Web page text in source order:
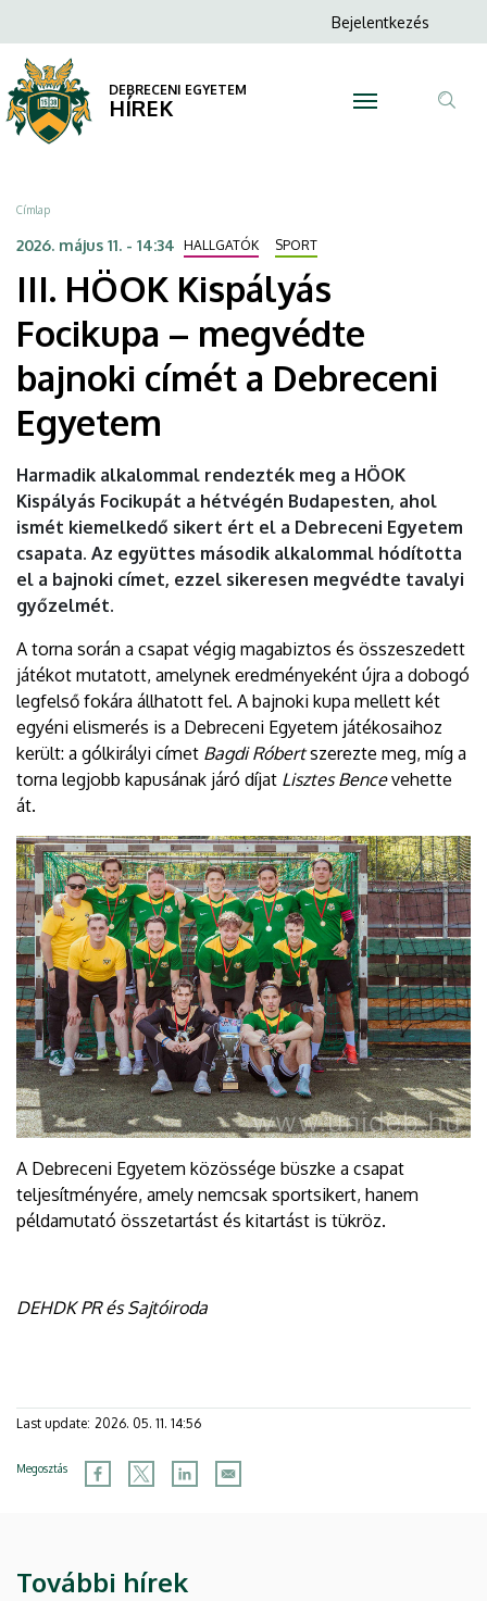
HÖOK
Kispályás
Focikupa
–
megvédte
bajnoki
címét
Debreceni
Egyetem
DEBRECENI
EGYETEM
a
tartalomra
Anonim
menüje
Bejelentkezés
DEBRECENI EGYETEM
HÍREK
Morzsa
Címlap
2026. május 11. - 14:34 HALLGATÓK SPORT
III. HÖOK Kispályás
Focikupa – megvédte
bajnoki címét a Debreceni
Egyetem
Harmadik alkalommal rendezték meg a HÖOK
Kispályás Focikupát a hétvégén Budapesten, ahol
ismét kiemelkedő sikert ért el a Debreceni Egyetem
csapata. Az együttes második alkalommal hódította
el a bajnoki címet, ezzel sikeresen megvédte tavalyi
győzelmét.
A torna során a csapat végig magabiztos és összeszedett
játékot mutatott, amelynek eredményeként újra a dobogó
legfelső fokára állhatott fel. A bajnoki kupa mellett két
egyéni elismerés is a Debreceni Egyetem játékosaihoz
került: a gólkirályi címet Bagdi Róbertszerezte meg, míg a
torna legjobb kapusának járó díjat Lisztes Bencevehette
át.
A Debreceni Egyetem közössége büszke a csapat
teljesítményére, amely nemcsak sportsikert, hanem
példamutató összetartást és kitartást is tükröz.
DEHDK PR és Sajtóiroda
Last update: 2026. 05. 11. 14:56
Megosztás
További hírek